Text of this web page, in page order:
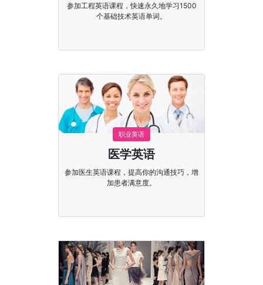
参加工程英语课程，快速永久地学习1500
个基础技术英语单词。
职业英语
医学英语
参加医生英语课程，提高你的沟通技巧，增
加患者满意度。